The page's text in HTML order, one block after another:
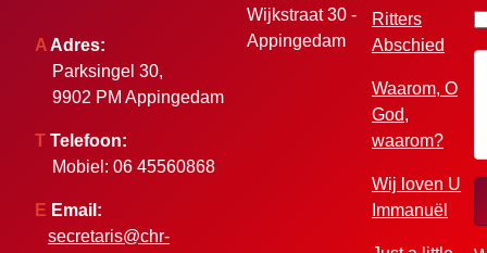
AAdres:
Parksingel 30,
9902 PM Appingedam
T Telefoon:
Mobiel: 06 45560868
E Email:
secretaris@chr-
Wijkstraat 30 -
Appingedam
Ritters
Abschied
Waarom, O
God,
waarom?
Wij loven U
Immanuël